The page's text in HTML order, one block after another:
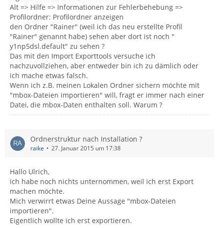
Alt => Hilfe => Informationen zur Fehlerbehebung =>
Profilordner: Profilordner anzeigen
den Ordner "Rainer" (weil ich das neu erstellte Profil
"Rainer" genannt habe) sehen aber dort ist noch "
y1np5dsl.default" zu sehen ?
Das mit den Import Exporttools versuche ich
nachzuvollziehen, aber entweder bin ich zu dämlich oder
ich mache etwas falsch.
Wenn ich z.B. meinen Lokalen Ordner sichern möchte mit
"mbox-Dateien importieren" will, fragt er immer nach einer
Datei, die mbox-Daten enthalten soll. Warum ?
Ordnerstruktur nach Installation ?
raike 27. Januar 2015 um 17:38
Hallo Ulrich,
ich habe noch nichts unternommen, weil ich erst Export
machen möchte.
Mich verwirrt etwas Deine Aussage "mbox-Dateien
importieren".
Eigentlich wollte ich erst exportieren.